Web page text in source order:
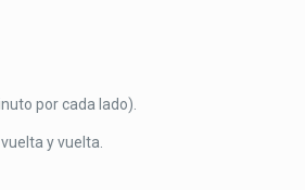
por cada lado).
y vuelta.